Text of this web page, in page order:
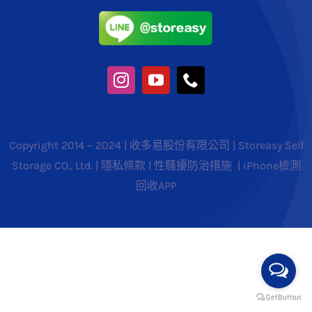
Copyright 2014 – 2024 | 收多易股份有限公司 | Storeasy Self
Storage CO., Ltd. | 隱私條款 | 性騷擾防治措施 | iPhone檢測
回收APP